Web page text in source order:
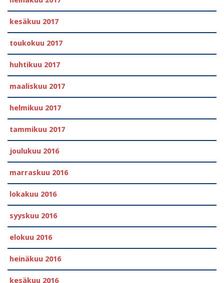
kesäkuu 2017
toukokuu 2017
huhtikuu 2017
maaliskuu 2017
helmikuu 2017
tammikuu 2017
joulukuu 2016
marraskuu 2016
lokakuu 2016
syyskuu 2016
elokuu 2016
heinäkuu 2016
kesäkuu 2016